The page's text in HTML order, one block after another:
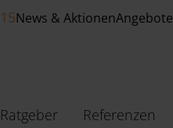
News & AktionenAngebote
Ratgeber Referenzen